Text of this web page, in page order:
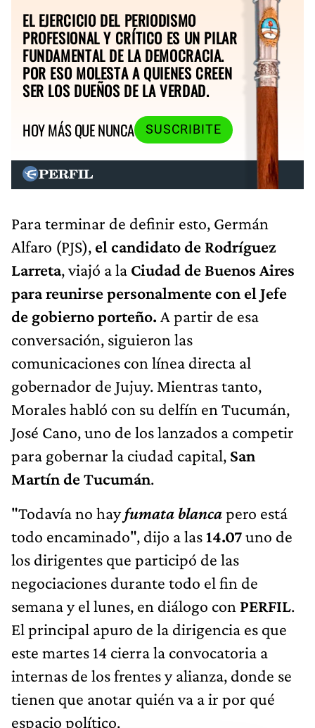
EL EJERCICIO DEL PERIODISMO
PROFESIONAL Y CRÍTICO ES UN PILAR
FUNDAMENTAL DE LA DEMOCRACIA.
POR ESO MOLESTA A QUIENES CREEN
SER LOS DUEÑOS DE LA VERDAD.
HOY MÁS QUE NUNCA
SUSCRIBITE
Para terminar de definir esto, Germán
Alfaro (PJS), el candidato de Rodríguez
Larreta, viajó a la Ciudad de Buenos Aires
para reunirse personalmente con el Jefe
de gobierno porteño. A partir de esa
conversación, siguieron las
comunicaciones con línea directa al
gobernador de Jujuy. Mientras tanto,
Morales habló con su delfín en Tucumán,
José Cano, uno de los lanzados a competir
para gobernar la ciudad capital, San
Martín de Tucumán.
"Todavía no hayfumata blancapero está
todo encaminado", dijo a las14.07uno de
los dirigentes que participó de las
negociaciones durante todo el fin de
semana y el lunes, en diálogo con PERFIL.
El principal apuro de la dirigencia es que
este martes 14 cierra la convocatoria a
internas de los frentes y alianza, donde se
tienen que anotar quién va a ir por qué
espacio político.